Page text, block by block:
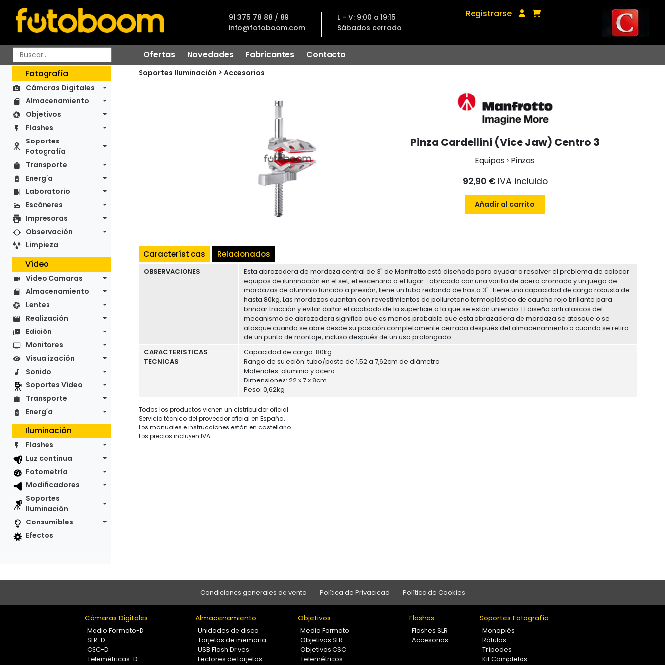
91 375 78 88 / 89
info@fotoboom.com
L - V: 9:00 a 19:15
Sábados cerrado
Registrarse
Ofertas Novedades Fabricantes
Contacto
Fotografía
Cámaras Digitales
Almacenamiento
Objetivos
Flashes
Soportes
Fotografía
Transporte
Energía
Laboratorio
Escáneres
Impresoras
Observación
Limpieza
Vídeo
Video Camaras
Almacenamiento
Lentes
Realización
Edición
Monitores
Visualización
Sonido
Soportes Vídeo
Transporte
Energía
Iluminación
Flashes
Luz continua
Fotometría
Modificadores
Soportes
Iluminación
Consumibles
Efectos
Soportes Iluminación Accesorios
Pinza Cardellini (Vice Jaw) Centro 3
Equipos › Pinzas
92,90 € IVA incluido
Añadir al carrito
Características Relacionados
OBSERVACIONES
Esta abrazadera de mordaza central de 3" de Manfrotto está diseñada para ayudar a resolver el problema de colocar
equipos de iluminación en el set, el escenario o el lugar. Fabricada con una varilla de acero cromada y un juego de
mordazas de aluminio fundido a presión, tiene un tubo redondo de hasta 3". Tiene una capacidad de carga robusta de
hasta 80kg. Las mordazas cuentan con revestimientos de poliuretano termoplástico de caucho rojo brillante para
brindar tracción y evitar dañar el acabado de la superficie a la que se están uniendo. El diseño anti atascos del
mecanismo de abrazadera significa que es menos probable que esta abrazadera de mordaza se atasque o se
atasque cuando se abre desde su posición completamente cerrada después del almacenamiento o cuando se retira
de un punto de montaje, incluso después de un uso prolongado.
CARACTERISTICAS
TECNICAS
Capacidad de carga: 80kg
Rango de sujeción: tubo/poste de 1,52 a 7,62cm de diámetro
Materiales: aluminio y acero
Dimensiones: 22 x 7 x 8cm
Peso: 0,62kg
Todos los productos vienen un distribuidor oficial
Servicio técnico del proveedor oficial en España.
Los manuales e instrucciones están en castellano.
Los precios incluyen IVA.
Condiciones generales de venta Política de Privacidad Política de Cookies
Cámaras Digitales
Medio Formato-D
SLR-D
CSC-D
Telemétricas-D
Almacenamiento
Unidades de disco
Tarjetas de memoria
USB Flash Drives
Lectores de tarjetas
Objetivos
Medio Formato
Objetivos SLR
Objetivos CSC
Telemétricos
Flashes
Flashes SLR
Accesorios
Soportes Fotografía
Monopiés
Rótulas
Trípodes
Kit Completos